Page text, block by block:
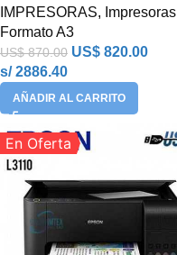
IMPRESORAS, Impresoras
Formato A3
US$870.00 US$ 820.00
s/ 2886.40
AÑADIR AL CARRITO
En Oferta